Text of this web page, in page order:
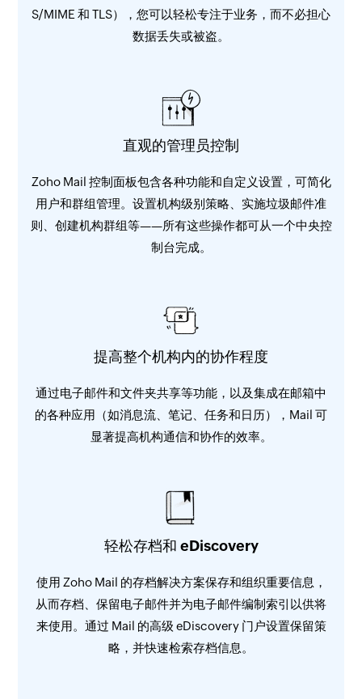
S/MIME 和 TLS），您可以轻松专注于业务，而不必担心
数据丢失或被盗。
直观的管理员控制
Zoho Mail 控制面板包含各种功能和自定义设置，可简化
用户和群组管理。设置机构级别策略、实施垃圾邮件准
则、创建机构群组等——所有这些操作都可从一个中央控
制台完成。
提高整个机构内的协作程度
通过电子邮件和文件夹共享等功能，以及集成在邮箱中
的各种应用（如消息流、笔记、任务和日历），Mail 可
显著提高机构通信和协作的效率。
轻松存档和 eDiscovery
使用 Zoho Mail 的存档解决方案保存和组织重要信息，
从而存档、保留电子邮件并为电子邮件编制索引以供将
来使用。通过 Mail 的高级 eDiscovery 门户设置保留策
略，并快速检索存档信息。